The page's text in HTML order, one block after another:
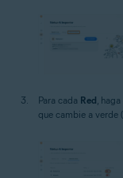
Para cada Red ,
que cambie a verde